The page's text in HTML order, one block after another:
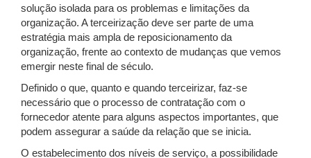
solução isolada para os problemas e limitações da
organização. A terceirização deve ser parte de uma
estratégia mais ampla de reposicionamento da
organização, frente ao contexto de mudanças que vemos
emergir neste final de século.
Definido o que, quanto e quando terceirizar, faz-se
necessário que o processo de contratação com o
fornecedor atente para alguns aspectos importantes, que
podem assegurar a saúde da relação que se inicia.
O estabelecimento dos níveis de serviço, a possibilidade